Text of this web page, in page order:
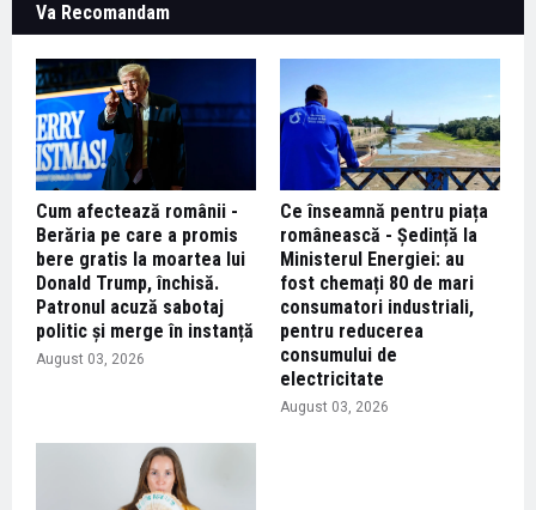
Va Recomandam
Cum afectează românii -
Berăria pe care a promis
bere gratis la moartea lui
Donald Trump, închisă.
Patronul acuză sabotaj
politic și merge în instanță
August 03, 2026
Ce înseamnă pentru piața
românească - Ședință la
Ministerul Energiei: au
fost chemați 80 de mari
consumatori industriali,
pentru reducerea
consumului de
electricitate
August 03, 2026